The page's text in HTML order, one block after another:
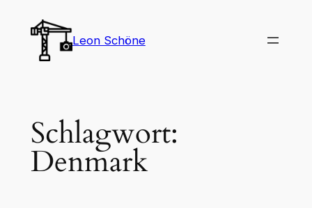
Inhalt
springen
Leon Schöne
Schlagwort:
Denmark